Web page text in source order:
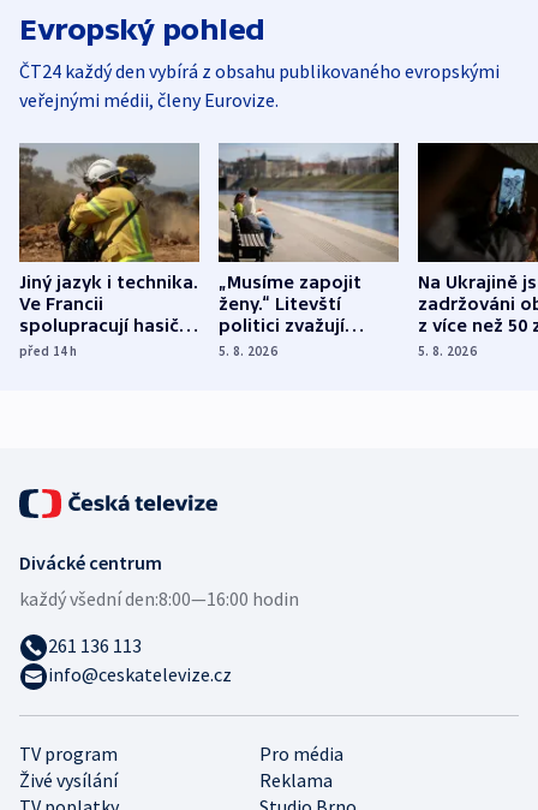
Evropský pohled
ČT24 každý den vybírá z obsahu publikovaného evropskými
veřejnými médii, členy Eurovize.
Jiný jazyk i technika.
Ve Francii
spolupracují hasiči z
různých zemí
před 14h
„Musíme zapojit
ženy.“ Litevští
politici zvažují
dohodu o
5. 8. 2026
Na Ukrajině
zadržováni
z více než 50
Bojovali na
5. 8. 2026
TV program
Pro média
Živé vysílání
Reklama
Divácké centrum
každý všední den:8:00—16:00 hodin
261 136 113
info@ceskatelevize.cz